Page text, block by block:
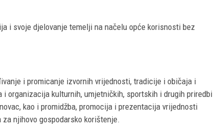
i svoje djelovanje temelji na načelu opće korisnosti bez
i promicanje izvornih vrijednosti, tradicije i običaja i
organizacija kulturnih, umjetničkih, sportskih i drugih priredbi
kao i promidžba, promocija i prezentacija vrijednosti
njihovo gospodarsko korištenje.